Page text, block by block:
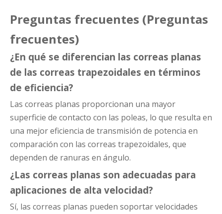
Preguntas frecuentes (Preguntas
frecuentes)
¿En qué se diferencian las correas planas
de las correas trapezoidales en términos
de eficiencia?
Las correas planas proporcionan una mayor
superficie de contacto con las poleas, lo que resulta en
una mejor eficiencia de transmisión de potencia en
comparación con las correas trapezoidales, que
dependen de ranuras en ángulo.
¿Las correas planas son adecuadas para
aplicaciones de alta velocidad?
Sí, las correas planas pueden soportar velocidades